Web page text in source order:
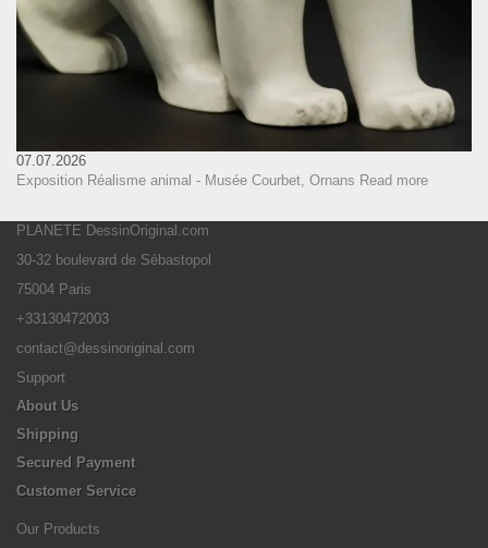
07.07.2026
Exposition Réalisme animal - Musée Courbet, Ornans Read more
PLANETE DessinOriginal.com
30-32 boulevard de Sébastopol
75004 Paris
+33130472003
contact@dessinoriginal.com
Support
About Us
Shipping
Secured Payment
Customer Service
Our Products